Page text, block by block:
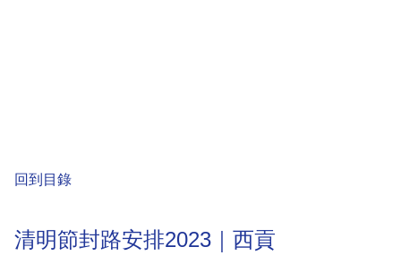
回到目錄
清明節封路安排2023｜西貢